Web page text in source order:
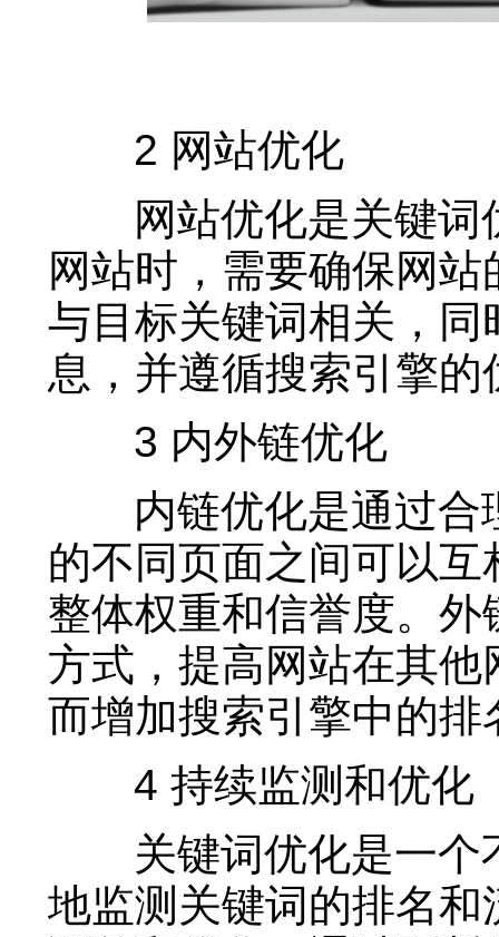
2 网站优化
网站优化是关键词
网站时，需要确保网
与目标关键词相关，
息，并遵循搜索引擎的
3 内外链优化
内链优化是通过合
的不同页面之间可以
整体权重和信誉度。
方式，提高网站在其
而增加搜索引擎中的排
4 持续监测和优化
关键词优化是一个
地监测关键词的排名